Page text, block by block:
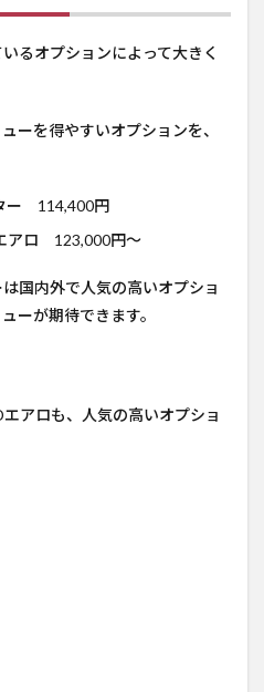
るオプションによって大きく
ーを得やすいオプションを、
ー 114,400円
アロ 123,000円～
国内外で人気の高いオプショ
ーが期待できます。
アロも、人気の高いオプショ